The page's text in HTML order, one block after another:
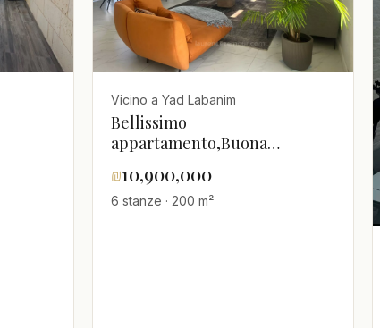
Vicino a Yad Labanim
Bellissimo
appartamento,Buona
₪10,900,000
6 stanze · 200 m²